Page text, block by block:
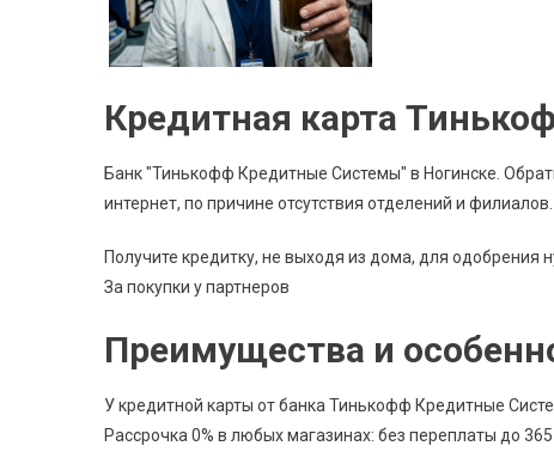
Кредитная карта
Банк "Тинькофф Кредитные Системы" в Ногинске.
интернет, по причине отсутствия отделений и филиалов.
Получите кредитку, не выходя из дома, для одобрения
За покупки у партнеров
Преимущества и
У кредитной карты от банка Тинькофф Кредитные
Рассрочка 0% в любых магазинах: без переплаты до